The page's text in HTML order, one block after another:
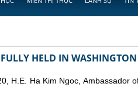
HELD IN
H.E. Ha Kim Ngoc, Ambassador